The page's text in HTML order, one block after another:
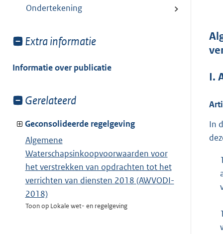
Ondertekening
Toon
van:
Extra informatie
Informatie over publicatie
Toon
van:
Gerelateerd
Geconsolideerde regelgeving
Algemene
Waterschapsinkoopvoorwaarden voor
het verstrekken van opdrachten tot het
verrichten van diensten 2018 (AWVODI-
2018)
Toon op Lokale wet- en regelgeving
I.
In